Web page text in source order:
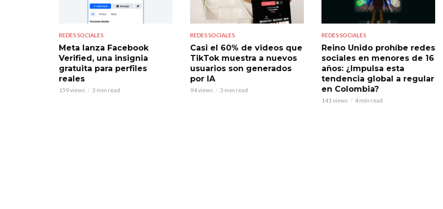
REDES SOCIALES
Meta lanza Facebook
Verified, una insignia
gratuita para perfiles
reales
159 views 3 min read
REDES SOCIALES
Casi el 60% de videos que
TikTok muestra a nuevos
usuarios son generados
por IA
94 views 3 min read
REDES SOCIALES
Reino Unido prohíbe redes
sociales en menores de 16
años: ¿Impulsa esta
tendencia global a regular
en Colombia?
141 views 4 min read